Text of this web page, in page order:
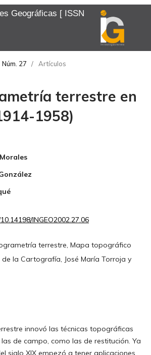
Geográficas
ISSN
Núm. 27 / Artículos
terrestre en
1958)
INGEO2002.27.06
terrestre, Mapa topográfico
la Cartografía, José María Torroja y
innovó las técnicas topográficas
de campo, como las de restitución. Ya
siglo XIX empezó a tener aplicaciones